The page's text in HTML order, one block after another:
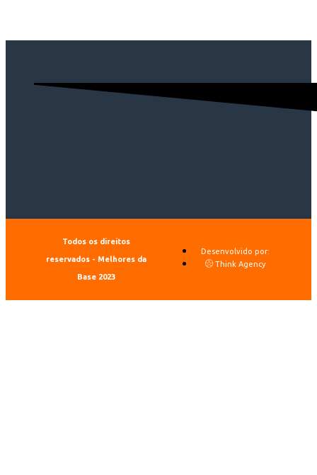
Todos os direitos
reservados - Melhores da
Base 2023
Desenvolvido por:
Think Agency